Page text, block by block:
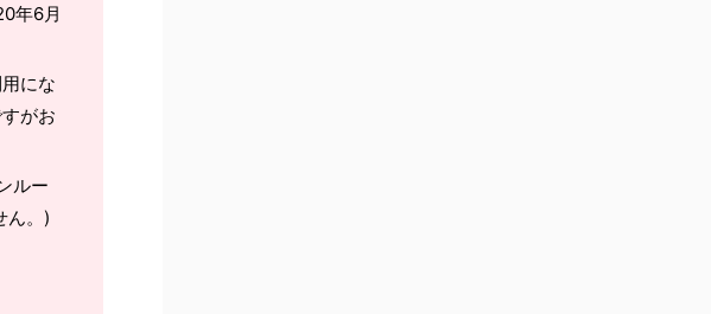
年6月
にな
がお
ルー
ん。)